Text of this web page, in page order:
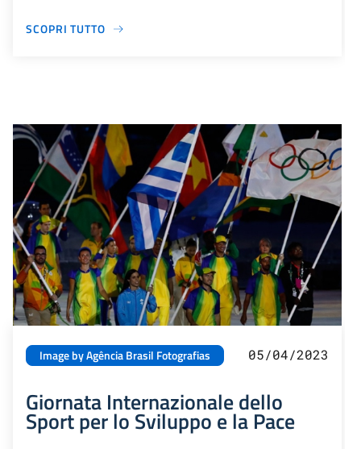
SCOPRI TUTTO
Image by Agência Brasil Fotografias 05/04/2023
Giornata Internazionale dello
Sport per lo Sviluppo e la Pace